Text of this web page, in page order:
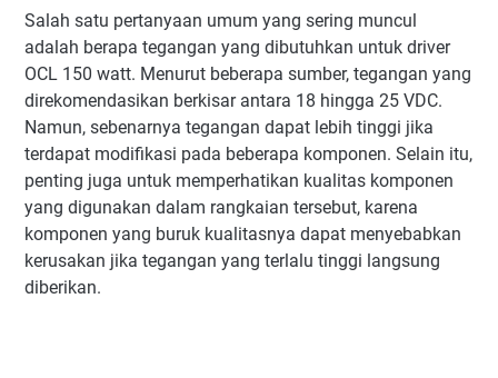
Salah satu pertanyaan umum yang sering muncul
adalah berapa tegangan yang dibutuhkan untuk driver
OCL 150 watt. Menurut beberapa sumber, tegangan yang
direkomendasikan berkisar antara 18 hingga 25 VDC.
Namun, sebenarnya tegangan dapat lebih tinggi jika
terdapat modifikasi pada beberapa komponen. Selain itu,
penting juga untuk memperhatikan kualitas komponen
yang digunakan dalam rangkaian tersebut, karena
komponen yang buruk kualitasnya dapat menyebabkan
kerusakan jika tegangan yang terlalu tinggi langsung
diberikan.